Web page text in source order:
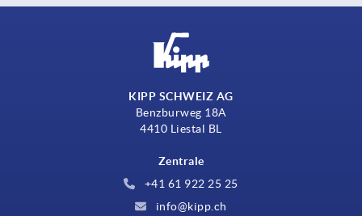
KIPP SCHWEIZ AG
Benzburweg 18A
4410 Liestal BL
Zentrale
+41 61 922 25 25
info@kipp.ch